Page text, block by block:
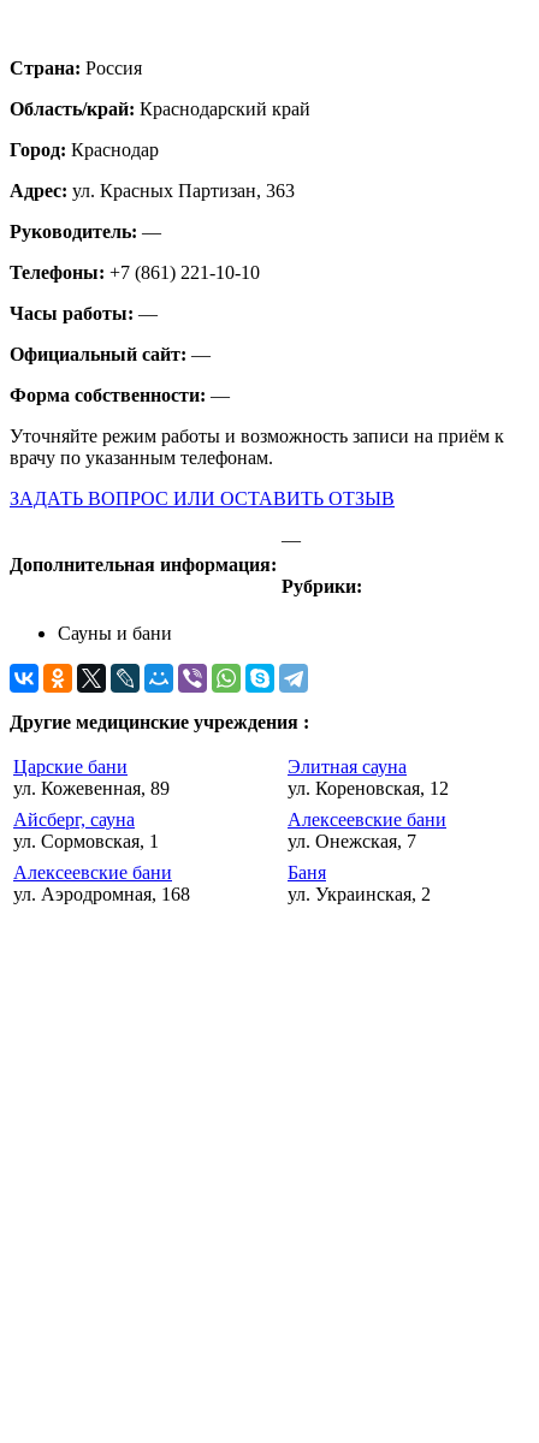
Страна: Россия
Область/край: Краснодарский край
Город: Краснодар
Адрес: ул. Красных Партизан, 363
Руководитель: —
Телефоны: +7 (861) 221-10-10
Часы работы: —
Официальный сайт: —
Форма собственности: —
Уточняйте режим работы и возможность записи на приём к
врачу по указанным телефонам.
ЗАДАТЬ ВОПРОС ИЛИ ОСТАВИТЬ ОТЗЫВ
Дополнительная информация:
—
Рубрики:
Сауны и бани
Другие медицинские учреждения :
Царские бани
ул. Кожевенная, 89
Элитная сауна
ул. Кореновская, 12
Айсберг, сауна
ул. Сормовская, 1
Алексеевские бани
ул. Онежская, 7
Алексеевские бани
ул. Аэродромная, 168
Баня
ул. Украинская, 2